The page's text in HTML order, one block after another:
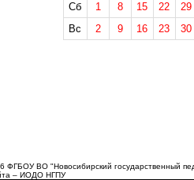
Сб
1 8 15 22
29
Вс
2 9 16 23 30
ФГБОУ ВО "Новосибирский государственный
– ИОДО НГПУ